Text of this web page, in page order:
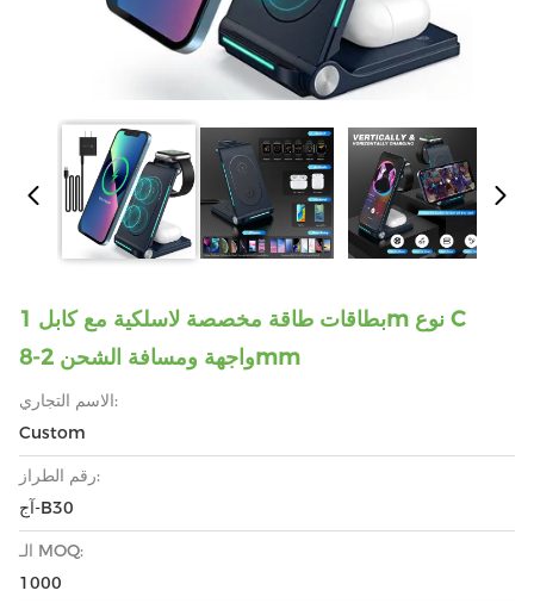
بطاقات طاقة مخصصة لاسلكية مع كابل 1m نوع C
واجهة ومسافة الشحن 2-8mm
الاسم التجاري:
Custom
رقم الطراز:
آج-B30
الـ MOQ:
1000